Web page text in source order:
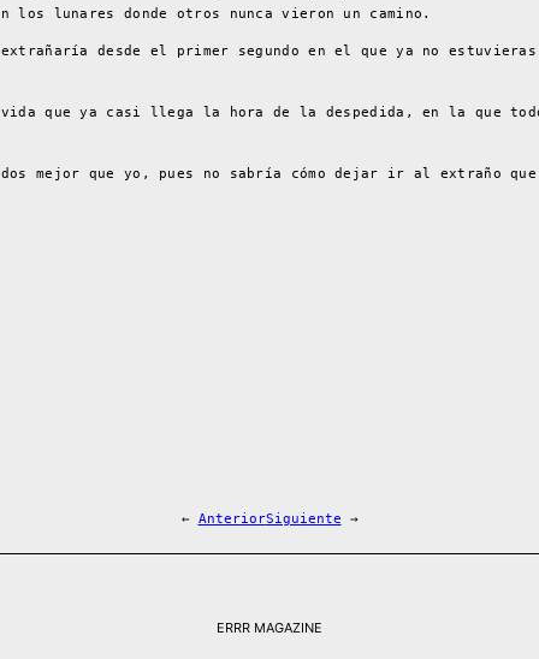
lunares donde otros nunca vieron un camino.
desde el primer segundo en el que ya no
que ya casi llega la hora de la despedida, en la que
mejor que yo, pues no sabría cómo dejar ir al extraño
← AnteriorSiguiente →
ERRR MAGAZINE